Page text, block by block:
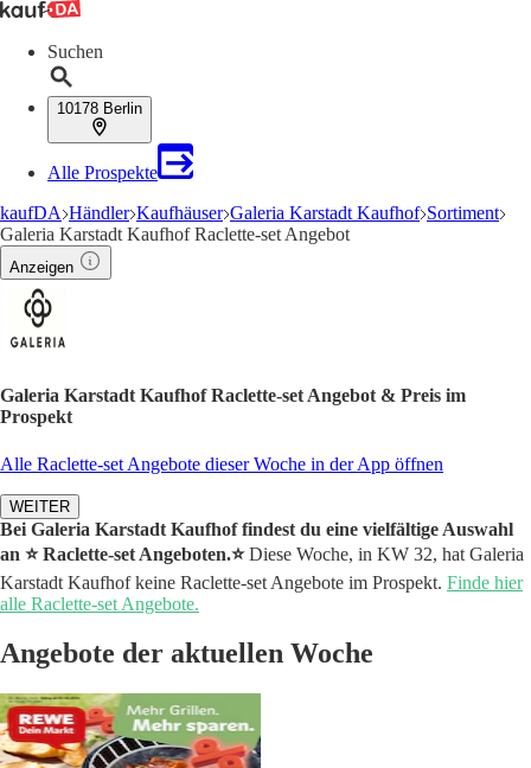
Suchen
10178 Berlin
Alle Prospekte
kaufDA Händler Kaufhäuser Galeria Karstadt Kaufhof Sortiment
Galeria Karstadt Kaufhof Raclette-set Angebot
Anzeigen
Galeria Karstadt Kaufhof Raclette-set Angebot & Preis im
Prospekt
Alle Raclette-set Angebote dieser Woche in der App öffnen
WEITER
Bei Galeria Karstadt Kaufhof findest du eine vielfältige Auswahl
an ⭐️ Raclette-set Angeboten.⭐️Diese Woche, in KW 32, hat Galeria
Karstadt Kaufhof keine Raclette-set Angebote im Prospekt. Finde hier
alle Raclette-set Angebote.
Angebote der aktuellen Woche